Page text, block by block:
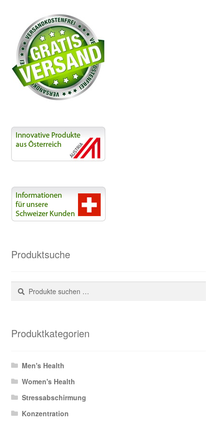
Produktsuche
Suchen
nach:
Suchen
Produktkategorien
Men's Health
Women's Health
Stressabschirmung
Konzentration